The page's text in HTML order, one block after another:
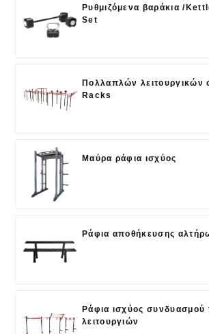
Ρυθμιζόμενα βαράκια /
Set
Πολλαπλών λειτουργικών
Racks
Μαύρα ράφια ισχύος
Ράφια αποθήκευσης
Ράφια ισχύος
λειτουργιών